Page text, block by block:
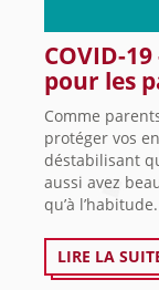
COVID-
pour les
Comme
protéger vos
déstabilisant
aussi avez
qu’à
LIRE LA